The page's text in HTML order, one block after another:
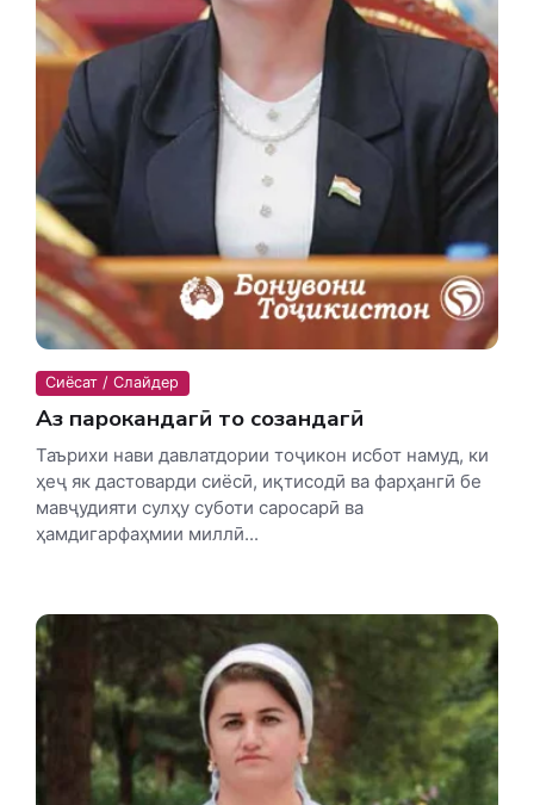
Сиёсат / Слайдер
Аз парокандагӣ то созандагӣ
Таърихи нави давлатдории тоҷикон исбот намуд, ки
ҳеҷ як дастоварди сиёсӣ, иқтисодӣ ва фарҳангӣ бе
мавҷудияти сулҳу суботи саросарӣ ва
ҳамдигарфаҳмии миллӣ...